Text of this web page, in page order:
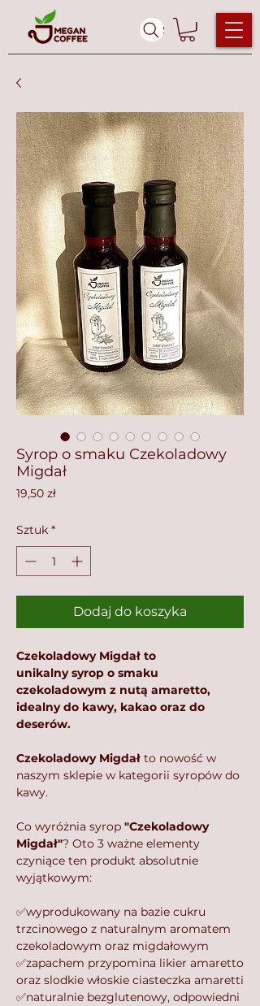
Szukaj ...
Syrop o smaku Czekoladowy
Migdał
19,50 złCena
Sztuk *
Dodaj do koszyka
Czekoladowy Migdał to
unikalny syrop o smaku
czekoladowym z nutą amaretto,
idealny do kawy, kakao oraz do
deserów.
Czekoladowy Migdał to nowość w
naszym sklepie w kategorii syropów do
kawy.
Co wyróżnia syrop "Czekoladowy
Migdał"? Oto 3 ważne elementy
czyniące ten produkt absolutnie
wyjątkowym:⁣⁣
✅wyprodukowany na bazie cukru
trzcinowego z naturalnym aromatem
czekoladowym oraz migdałowym
✅zapachem przypomina likier amaretto
oraz slodkie włoskie ciasteczka amaretti
✅naturalnie bezglutenowy, odpowiedni